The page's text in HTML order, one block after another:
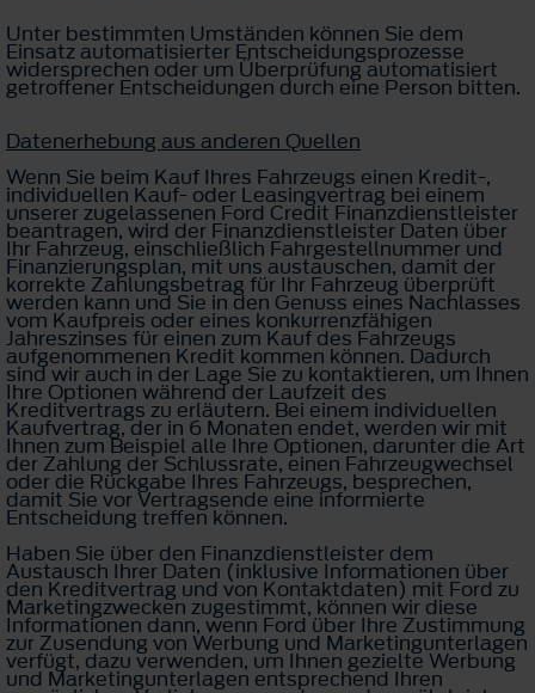
Unter bestimmten Umständen können Sie dem
Einsatz automatisierter Entscheidungsprozesse
widersprechen oder um Überprüfung automatisiert
getroffener Entscheidungen durch eine Person bitten.
Datenerhebung aus anderen Quellen
Wenn Sie beim Kauf Ihres Fahrzeugs einen Kredit-,
individuellen Kauf- oder Leasingvertrag bei einem
unserer zugelassenen Ford Credit Finanzdienstleister
beantragen, wird der Finanzdienstleister Daten über
Ihr Fahrzeug, einschließlich Fahrgestellnummer und
Finanzierungsplan, mit uns austauschen, damit der
korrekte Zahlungsbetrag für Ihr Fahrzeug überprüft
werden kann und Sie in den Genuss eines Nachlasses
vom Kaufpreis oder eines konkurrenzfähigen
Jahreszinses für einen zum Kauf des Fahrzeugs
aufgenommenen Kredit kommen können. Dadurch
sind wir auch in der Lage Sie zu kontaktieren, um Ihnen
Ihre Optionen während der Laufzeit des
Kreditvertrags zu erläutern. Bei einem individuellen
Kaufvertrag, der in 6 Monaten endet, werden wir mit
Ihnen zum Beispiel alle Ihre Optionen, darunter die Art
der Zahlung der Schlussrate, einen Fahrzeugwechsel
oder die Rückgabe Ihres Fahrzeugs, besprechen,
damit Sie vor Vertragsende eine informierte
Entscheidung treffen können.
Haben Sie über den Finanzdienstleister dem
Austausch Ihrer Daten (inklusive Informationen über
den Kreditvertrag und von Kontaktdaten) mit Ford zu
Marketingzwecken zugestimmt, können wir diese
Informationen dann, wenn Ford über Ihre Zustimmung
zur Zusendung von Werbung und Marketingunterlagen
verfügt, dazu verwenden, um Ihnen gezielte Werbung
und Marketingunterlagen entsprechend Ihren